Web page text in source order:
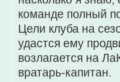
команде полный
Цели клуба на
удастся ему
возлагается на
вратарь-капитан.